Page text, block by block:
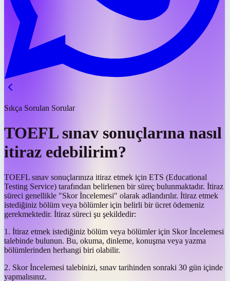
Sıkça Sorulan Sorular
TOEFL sınav sonuçlarına nasıl
itiraz edebilirim?
TOEFL sınav sonuçlarınıza itiraz etmek için ETS (Educational
Testing Service) tarafından belirlenen bir süreç bulunmaktadır. İtiraz
süreci genellikle "Skor İncelemesi" olarak adlandırılır. İtiraz etmek
istediğiniz bölüm veya bölümler için belirli bir ücret ödemeniz
gerekmektedir. İtiraz süreci şu şekildedir:
1. İtiraz etmek istediğiniz bölüm veya bölümler için Skor İncelemesi
talebinde bulunun. Bu, okuma, dinleme, konuşma veya yazma
bölümlerinden herhangi biri olabilir.
2. Skor İncelemesi talebinizi, sınav tarihinden sonraki 30 gün içinde
yapmalısınız.